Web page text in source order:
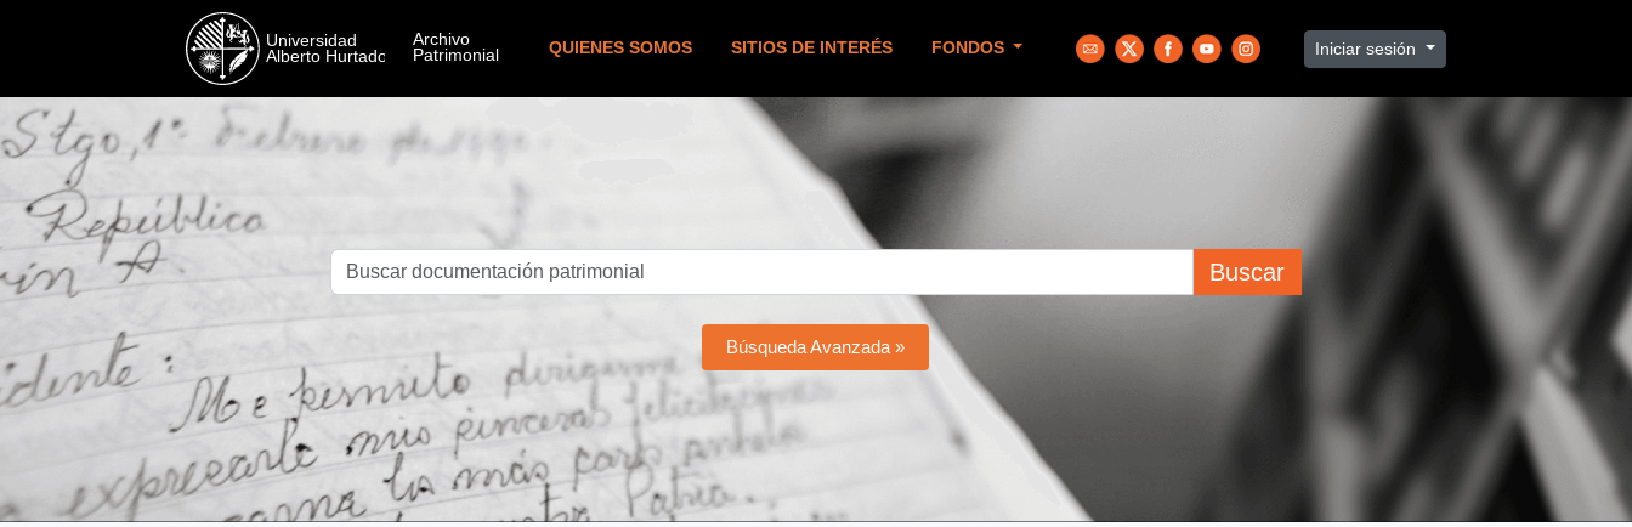
QUIENES SOMOS SITIOS DE INTERÉS FONDOS Iniciar sesión
Buscar
Búsqueda Avanzada »